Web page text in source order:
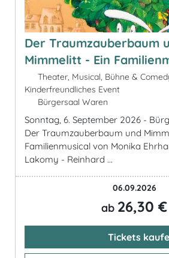
Der Traumzauberbaum
Mimmelitt - Ein
Theater, Musical, Bühne &
Kinderfreundliches Event
Bürgersaal Waren
Sonntag, 6. September 2026 -
Der Traumzauberbaum und
Familienmusical von Monika
Lakomy - Reinhard ...
06.09.2026
ab 26,30 €
Tickets